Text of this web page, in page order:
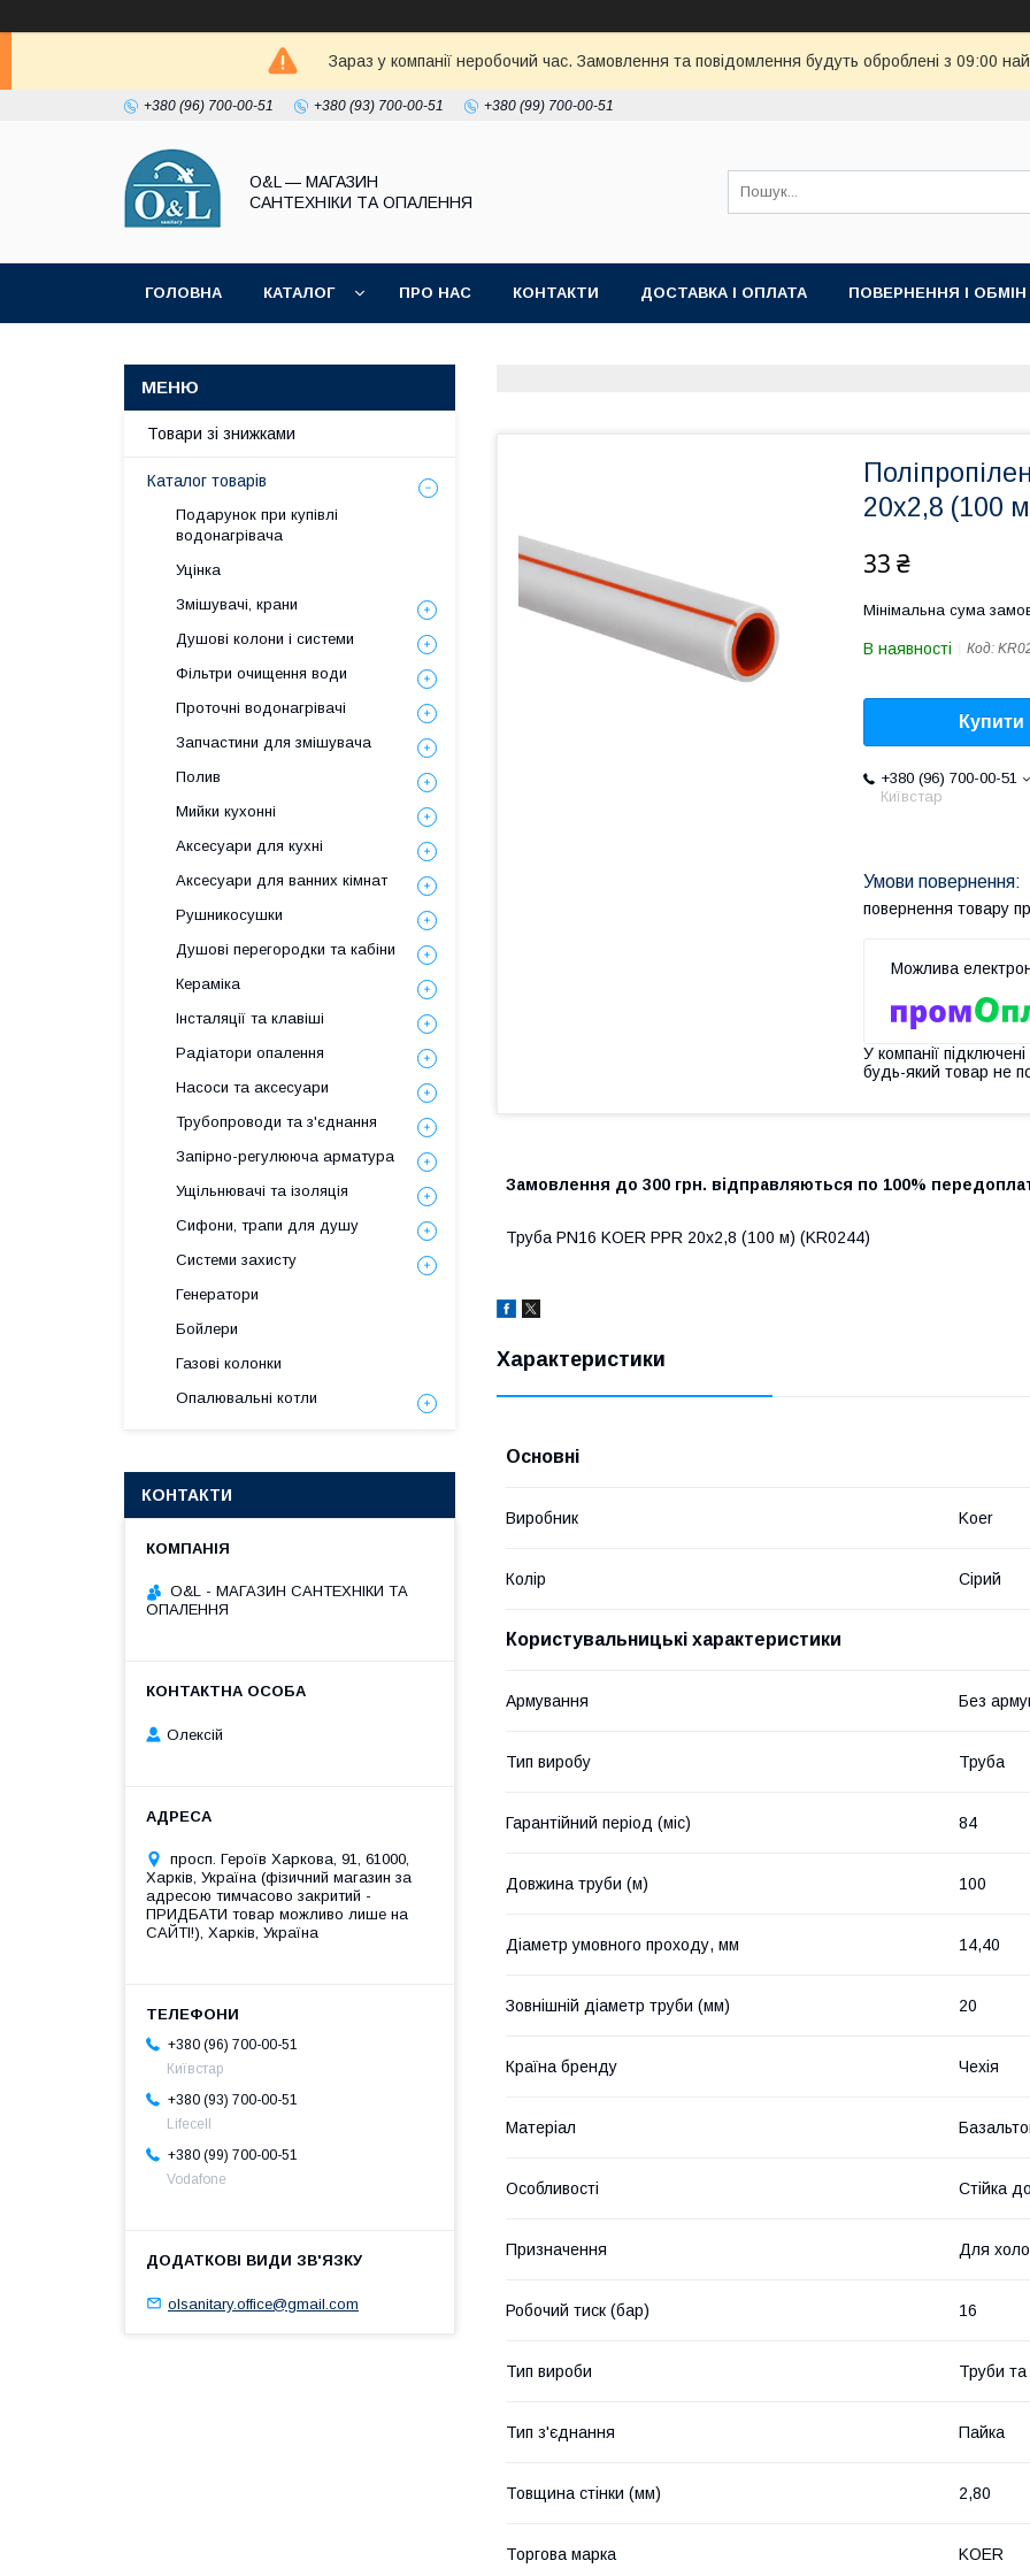
Зараз у компанії неробочий час. Замовлення та повідомлення будуть оброблені з 09:00
+380 (96) 700-00-51 +380 (93) 700-00-51 +380 (99) 700-00-51
O&L — МАГАЗИН
САНТЕХНІКИ ТА ОПАЛЕННЯ
ГОЛОВНА КАТАЛОГ ПРО НАС КОНТАКТИ ДОСТАВКА І ОПЛАТА ПОВЕРНЕННЯ І ОБМІН
20x2,8 (100
33 ₴
Мінімальна сума
В наявності Код:
Купити
+380 (96) 700-00-51
Київстар
повернення товару
У компанії
будь-який товар не
Замовлення до 300 грн. відправляються по 100%
Труба PN16 KOER PPR 20x2,8 (100 м) (KR0244)
Характеристики
Основні
Виробник Koer
Колір Сірий
Користувальницькі характеристики
Армування Без
Тип виробу Труба
Гарантійний період (міс) 84
Довжина труби (м) 100
Діаметр умовного проходу, мм 14,40
Зовнішній діаметр труби (мм) 20
Країна бренду Чехія
Матеріал
Особливості Стійка
Призначення Для
Робочий тиск (бар) 16
Тип вироби Труби та
Тип з'єднання Пайка
Товщина стінки (мм) 2,80
Торгова марка KOER
Товари зі знижками
Каталог товарів
Подарунок при купівлі
водонагрівача
Уцінка
Змішувачі, крани
Душові колони і системи
Фільтри очищення води
Проточні водонагрівачі
Запчастини для змішувача
Полив
Мийки кухонні
Аксесуари для кухні
Аксесуари для ванних кімнат
Рушникосушки
Душові перегородки та кабіни
Кераміка
Інсталяції та клавіші
Радіатори опалення
Насоси та аксесуари
Трубопроводи та з'єднання
Запірно-регулююча арматура
Ущільнювачі та ізоляція
Сифони, трапи для душу
Системи захисту
Генератори
Бойлери
Газові колонки
Опалювальні котли
КОНТАКТИ
O&L - МАГАЗИН САНТЕХНІКИ ТА
ОПАЛЕННЯ
Олексій
просп. Героїв Харкова, 91, 61000,
Харків, Україна (фізичний магазин за
адресою тимчасово закритий -
ПРИДБАТИ товар можливо лише на
САЙТІ!), Харків, Україна
+380 (96) 700-00-51
Київстар
+380 (93) 700-00-51
Lifecell
+380 (99) 700-00-51
Vodafone
olsanitary.office@gmail.com